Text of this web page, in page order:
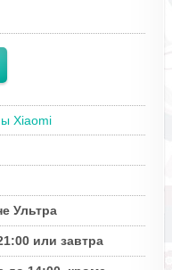
Xiaomi
Ультра
или завтра